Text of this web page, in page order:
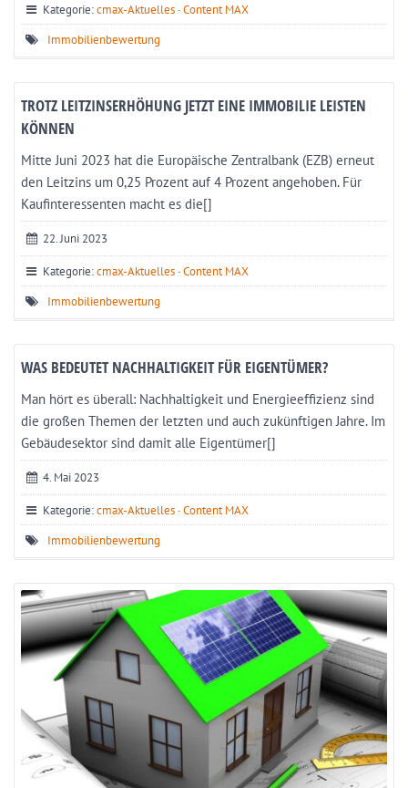
Kategorie:cmax-Aktuelles ·Content MAX
Immobilienbewertung
TROTZ LEITZINSERHÖHUNG JETZT EINE IMMOBILIE LEISTEN
KÖNNEN
Mitte Juni 2023 hat die Europäische Zentralbank (EZB) erneut
den Leitzins um 0,25 Prozent auf 4 Prozent angehoben. Für
Kaufinteressenten macht es die[]
22. Juni 2023
Kategorie:cmax-Aktuelles ·Content MAX
Immobilienbewertung
WAS BEDEUTET NACHHALTIGKEIT FÜR EIGENTÜMER?
Man hört es überall: Nachhaltigkeit und Energieeffizienz sind
die großen Themen der letzten und auch zukünftigen Jahre. Im
Gebäudesektor sind damit alle Eigentümer[]
4. Mai 2023
Kategorie:cmax-Aktuelles ·Content MAX
Immobilienbewertung